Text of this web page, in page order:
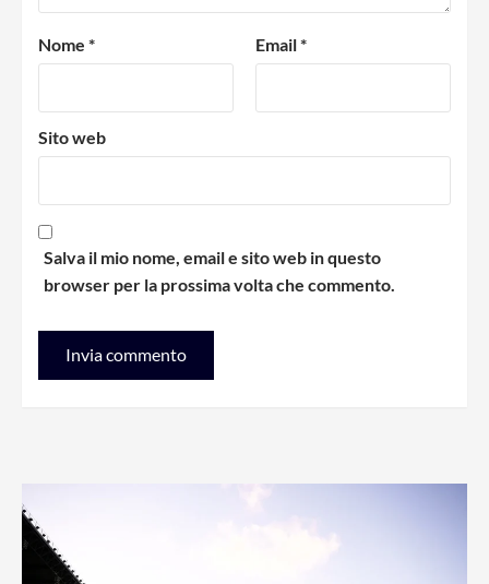
Nome * Email*
Sito web
Salva il mio nome, email e sito web in questo
browser per la prossima volta che commento.